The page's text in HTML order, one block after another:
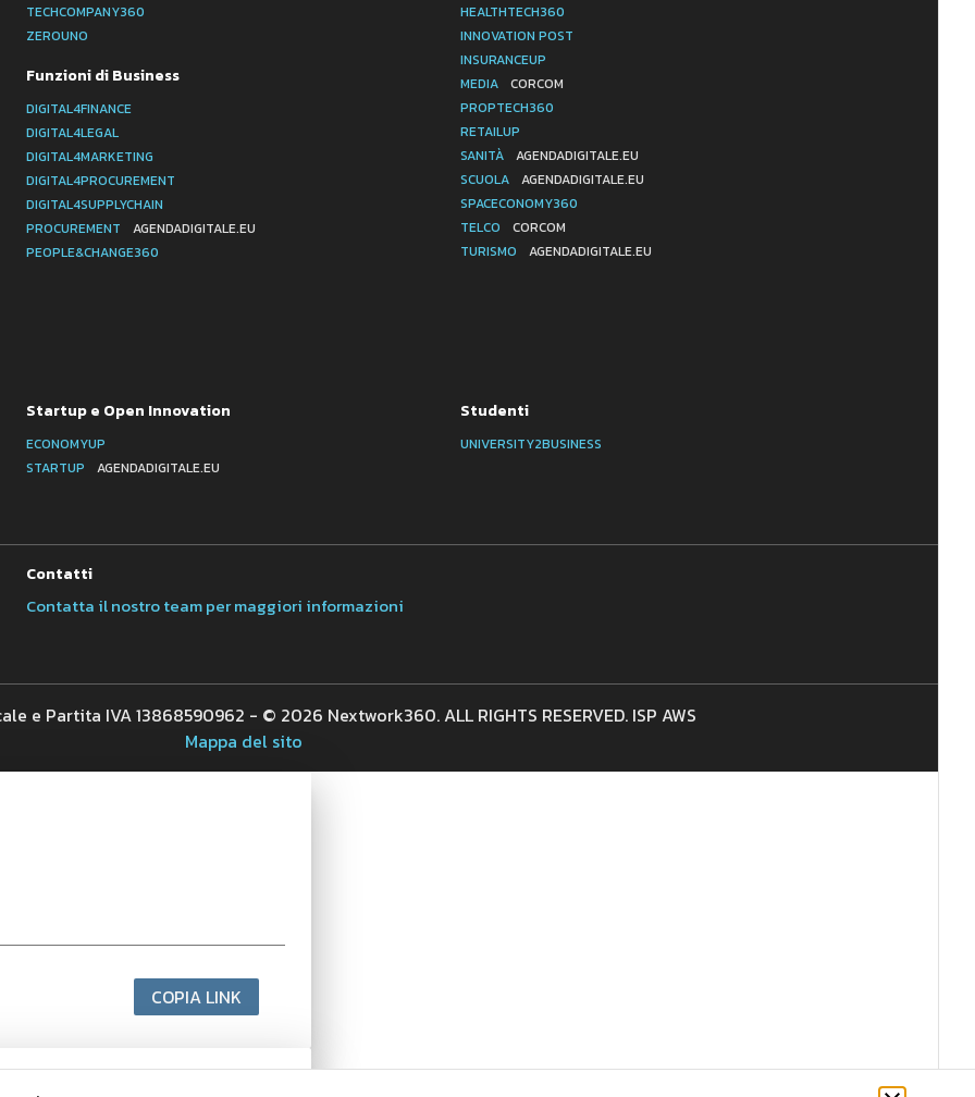
TECHCOMPANY360
ZEROUNO
Funzioni di Business
DIGITAL4FINANCE
DIGITAL4LEGAL
DIGITAL4MARKETING
DIGITAL4PROCUREMENT
DIGITAL4SUPPLYCHAIN
PROCUREMENT
AGENDADIGITALE.EU
PEOPLE&CHANGE360
HEALTHTECH360
INNOVATION POST
INSURANCEUP
MEDIA
CORCOM
PROPTECH360
RETAILUP
SANITÀ
AGENDADIGITALE.EU
SCUOLA
AGENDADIGITALE.EU
SPACECONOMY360
TELCO
CORCOM
TURISMO
AGENDADIGITALE.EU
Startup e Open Innovation
ECONOMYUP
STARTUP
AGENDADIGITALE.EU
Studenti
UNIVERSITY2BUSINESS
Contatti
Contatta il nostro team per maggiori informazioni
e Partita IVA 13868590962 - © 2026 Nextwork360. ALL RIGHTS RESERVED. ISP AWS
Mappa del sito
COPIA LINK